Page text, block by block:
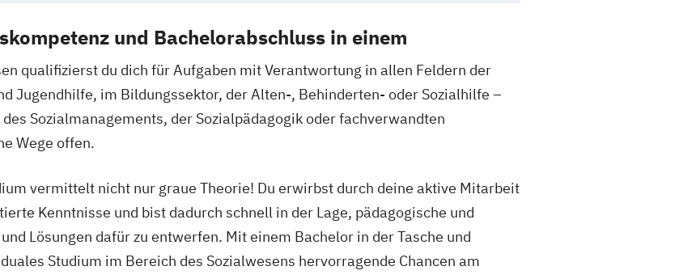
und Bachelorabschluss in einem
qualifizierst du dich für Aufgaben mit Verantwortung in allen Feldern der
Jugendhilfe, im Bildungssektor, der Alten-, Behinderten- oder Sozialhilfe –
Sozialmanagements, der Sozialpädagogik oder fachverwandten
Wege offen.
vermittelt nicht nur graue Theorie! Du erwirbst durch deine aktive Mitarbeit
Kenntnisse und bist dadurch schnell in der Lage, pädagogische und
Lösungen dafür zu entwerfen. Mit einem Bachelor in der Tasche und
Studium im Bereich des Sozialwesens hervorragende Chancen am